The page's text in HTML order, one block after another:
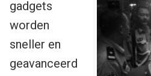
gadgets
worden
sneller en
geavanceerd